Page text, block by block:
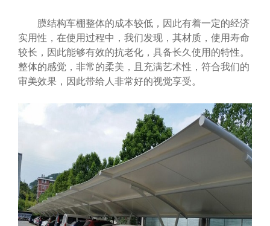
膜结构车棚整体的成本较低，因此有着一定的经济
实用性，在使用过程中，我们发现，其材质，使用寿命
较长，因此能够有效的抗老化，具备长久使用的特性。
整体的感觉，非常的柔美，且充满艺术性，符合我们的
审美效果，因此带给人非常好的视觉享受。